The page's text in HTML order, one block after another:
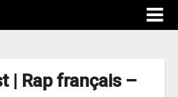
| Rap français –